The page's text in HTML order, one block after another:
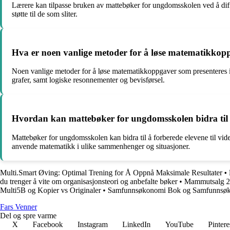
Lærere kan tilpasse bruken av mattebøker for ungdomsskolen ved å
støtte til de som sliter.
Hva er noen vanlige metoder for å løse
Noen vanlige metoder for å løse matematikkoppgaver som
grafer, samt logiske resonnementer og bevisførsel.
Hvordan kan mattebøker for ungdomsskolen bidra til
Mattebøker for ungdomsskolen kan bidra til å forberede elevene til
anvende matematikk i ulike sammenhenger og situasjoner.
Multi.Smart Øving: Optimal Trening for Å Oppnå Maksimale Resultater•
du trenger å vite om organisasjonsteori og anbefalte bøker• Mammutsalg
Multi5B og Kopier vs Originaler• Samfunnsøkonomi Bok og
Fars Venner
Del og spre varme
X
Facebook Instagram LinkedIn YouTube